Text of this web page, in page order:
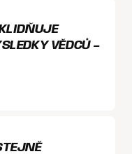
VĚDCŮ –